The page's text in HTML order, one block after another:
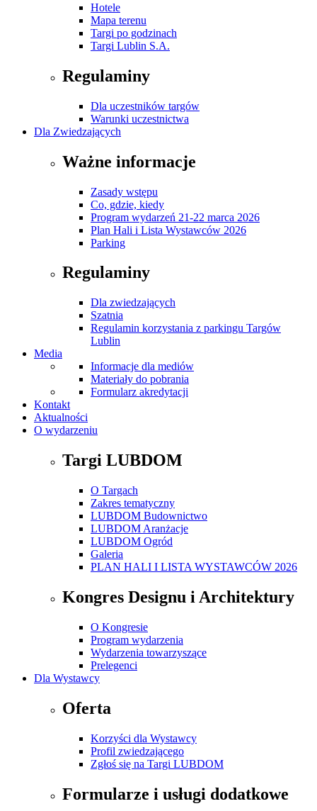
Hotele
Mapa terenu
Targi po godzinach
Targi Lublin S.A.
Regulaminy
Dla uczestników targów
Warunki uczestnictwa
Dla Zwiedzających
Ważne informacje
Zasady wstępu
Co, gdzie, kiedy
Program wydarzeń 21-22 marca 2026
Plan Hali i Lista Wystawców 2026
Parking
Regulaminy
Dla zwiedzających
Szatnia
Regulamin korzystania z parkingu Targów
Lublin
Media
Informacje dla mediów
Materiały do pobrania
Formularz akredytacji
Kontakt
Aktualności
O wydarzeniu
Targi LUBDOM
O Targach
Zakres tematyczny
LUBDOM Budownictwo
LUBDOM Aranżacje
LUBDOM Ogród
Galeria
PLAN HALI I LISTA WYSTAWCÓW 2026
Kongres Designu i Architektury
O Kongresie
Program wydarzenia
Wydarzenia towarzyszące
Prelegenci
Dla Wystawcy
Oferta
Korzyści dla Wystawcy
Profil zwiedzającego
Zgłoś się na Targi LUBDOM
Formularze i usługi dodatkowe